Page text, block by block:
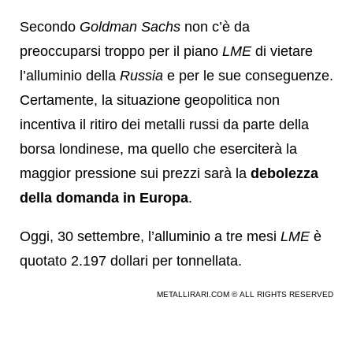
Secondo Goldman Sachs non c’è da
preoccuparsi troppo per il piano LME di vietare
l’alluminio della Russia e per le sue conseguenze.
Certamente, la situazione geopolitica non
incentiva il ritiro dei metalli russi da parte della
borsa londinese, ma quello che eserciterà la
maggior pressione sui prezzi sarà la debolezza
della domanda in Europa.
Oggi, 30 settembre, l’alluminio a tre mesi LME è
quotato 2.197 dollari per tonnellata.
METALLIRARI.COM © ALL RIGHTS RESERVED